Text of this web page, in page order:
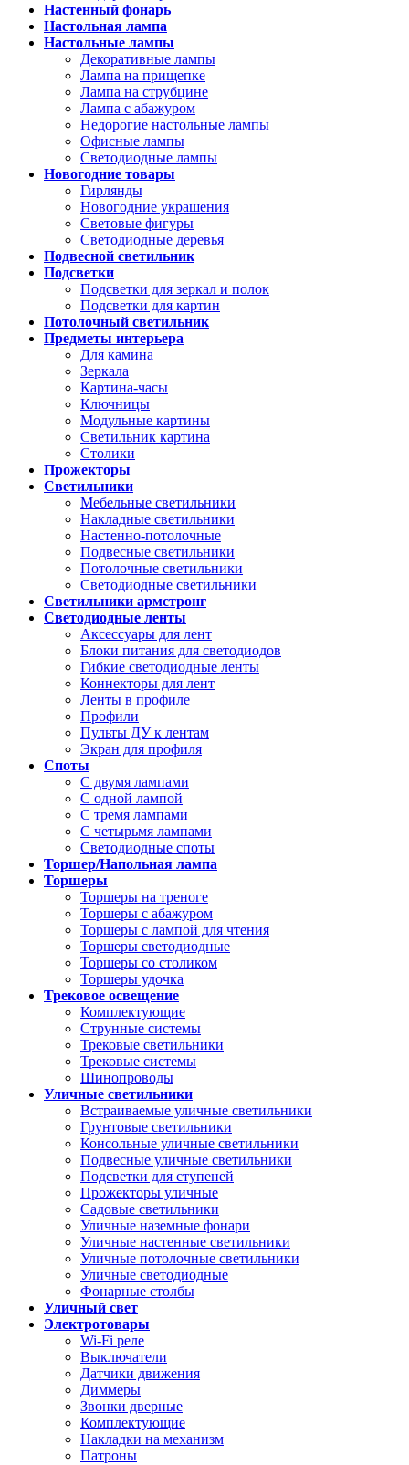
Настенный фонарь
Настольная лампа
Настольные лампы
Декоративные лампы
Лампа на прищепке
Лампа на струбцине
Лампа с абажуром
Недорогие настольные лампы
Офисные лампы
Светодиодные лампы
Новогодние товары
Гирлянды
Новогодние украшения
Световые фигуры
Светодиодные деревья
Подвесной светильник
Подсветки
Подсветки для зеркал и полок
Подсветки для картин
Потолочный светильник
Предметы интерьера
Для камина
Зеркала
Картина-часы
Ключницы
Модульные картины
Светильник картина
Столики
Прожекторы
Светильники
Мебельные светильники
Накладные светильники
Настенно-потолочные
Подвесные светильники
Потолочные светильники
Светодиодные светильники
Светильники армстронг
Светодиодные ленты
Аксессуары для лент
Блоки питания для светодиодов
Гибкие светодиодные ленты
Коннекторы для лент
Ленты в профиле
Профили
Пульты ДУ к лентам
Экран для профиля
Споты
С двумя лампами
С одной лампой
С тремя лампами
С четырьмя лампами
Светодиодные споты
Торшер/Напольная лампа
Торшеры
Торшеры на треноге
Торшеры с абажуром
Торшеры с лампой для чтения
Торшеры светодиодные
Торшеры со столиком
Торшеры удочка
Трековое освещение
Комплектующие
Струнные системы
Трековые светильники
Трековые системы
Шинопроводы
Уличные светильники
Встраиваемые уличные светильники
Грунтовые светильники
Консольные уличные светильники
Подвесные уличные светильники
Подсветки для ступеней
Прожекторы уличные
Садовые светильники
Уличные наземные фонари
Уличные настенные светильники
Уличные потолочные светильники
Уличные светодиодные
Фонарные столбы
Уличный свет
Электротовары
Wi-Fi реле
Выключатели
Датчики движения
Диммеры
Звонки дверные
Комплектующие
Накладки на механизм
Патроны